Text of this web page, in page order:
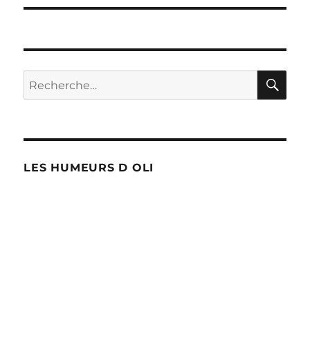
Recherche
pour :
LES HUMEURS D OLI